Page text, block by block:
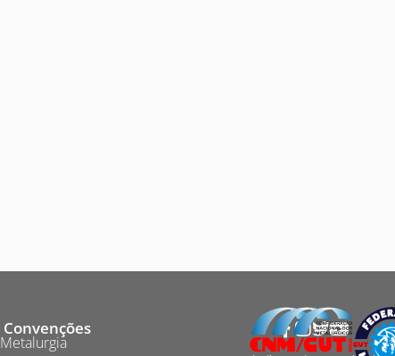
Convenções
Metalurgia